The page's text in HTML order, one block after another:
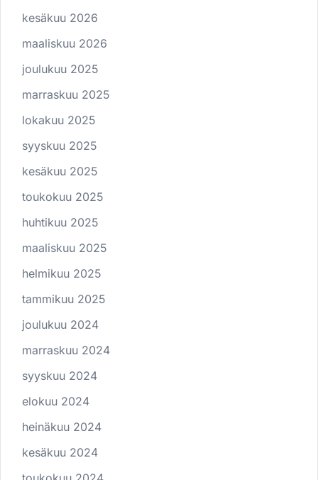
kesäkuu 2026
maaliskuu 2026
joulukuu 2025
marraskuu 2025
lokakuu 2025
syyskuu 2025
kesäkuu 2025
toukokuu 2025
huhtikuu 2025
maaliskuu 2025
helmikuu 2025
tammikuu 2025
joulukuu 2024
marraskuu 2024
syyskuu 2024
elokuu 2024
heinäkuu 2024
kesäkuu 2024